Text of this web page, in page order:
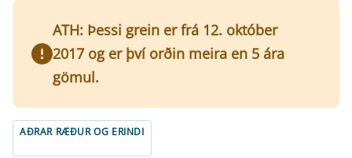
ATH: Þessi grein er frá 12. október
2017 og er því orðin meira en 5 ára
gömul.
AÐRAR RÆÐUR OG ERINDI